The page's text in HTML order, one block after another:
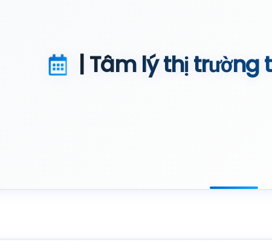
| Tâm lý thị